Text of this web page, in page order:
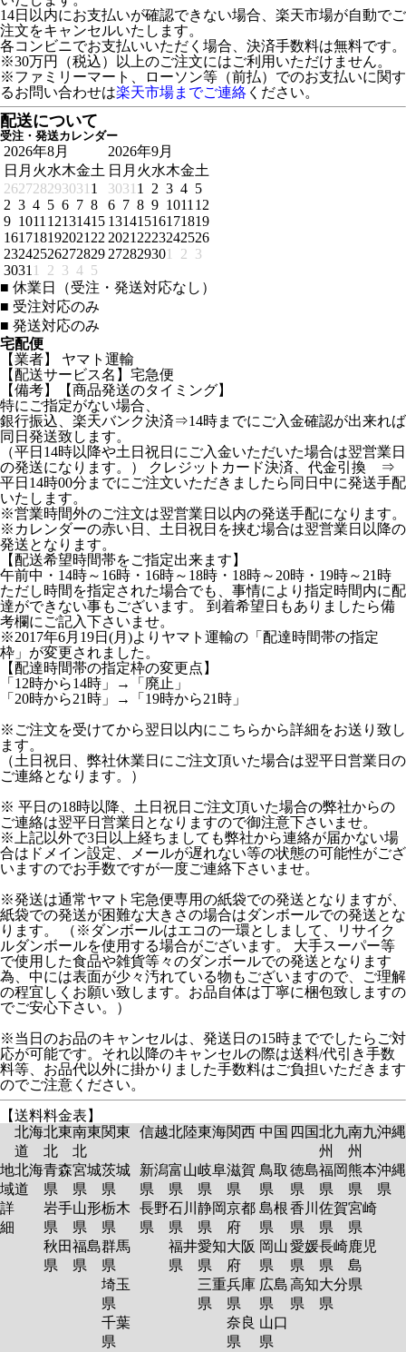
14日以内にお支払いが確認できない場合、楽天市場が自動でご
注文をキャンセルいたします。
各コンビニでお支払いいただく場合、決済手数料は無料です。
※30万円（税込）以上のご注文にはご利用いただけません。
※ファミリーマート、ローソン等（前払）でのお支払いに関す
るお問い合わせは楽天市場までご連絡 ください。
配送について
受注・発送カレンダー
2026年8月
日 月 火水木金土
2627282930311
2 3 4 5 6 7 8
9 101112131415
16171819202122
23242526272829
30311 2 3 4 5
2026年9月
日 月 火水木金土
30311 2 3 4 5
6 7 8 9 101112
13141516171819
20212223242526
272829301 2 3
■ 休業日（受注・発送対応なし）
■ 受注対応のみ
■ 発送対応のみ
宅配便
【業者】 ヤマト運輸
【配送サービス名】宅急便
【備考】【商品発送のタイミング】
特にご指定がない場合、
銀行振込、楽天バンク決済⇒14時までにご入金確認が出来れば
同日発送致します。
（平日14時以降や土日祝日にご入金いただいた場合は翌営業日
の発送になります。） クレジットカード決済、代金引換 ⇒
平日14時00分までにご注文いただきましたら同日中に発送手配
いたします。
※営業時間外のご注文は翌営業日以内の発送手配になります。
※カレンダーの赤い日、土日祝日を挟む場合は翌営業日以降の
発送となります。
【配送希望時間帯をご指定出来ます】
午前中・14時～16時・16時～18時・18時～20時・19時～21時
ただし時間を指定された場合でも、事情により指定時間内に配
達ができない事もございます。 到着希望日もありましたら備
考欄にご記入下さいませ。
※2017年6月19日(月)よりヤマト運輸の「配達時間帯の指定
枠」が変更されました。
【配達時間帯の指定枠の変更点】
「12時から14時」→「廃止」
「20時から21時」→「19時から21時」
※ご注文を受けてから翌日以内にこちらから詳細をお送り致し
ます。
（土日祝日、弊社休業日にご注文頂いた場合は翌平日営業日の
ご連絡となります。）
※ 平日の18時以降、土日祝日ご注文頂いた場合の弊社からの
ご連絡は翌平日営業日となりますので御注意下さいませ。
※上記以外で3日以上経ちましても弊社から連絡が届かない場
合はドメイン設定、メールが遅れない等の状態の可能性がござ
いますのでお手数ですが一度ご連絡下さいませ。
※発送は通常ヤマト宅急便専用の紙袋での発送となりますが、
紙袋での発送が困難な大きさの場合はダンボールでの発送とな
ります。 （※ダンボールはエコの一環としまして、リサイク
ルダンボールを使用する場合がございます。 大手スーパー等
で使用した食品や雑貨等々のダンボールでの発送となります
為、中には表面が少々汚れている物もございますので、ご理解
の程宜しくお願い致します。お品自体は丁寧に梱包致しますの
でご安心下さい。）
※当日のお品のキャンセルは、発送日の15時まででしたらご対
応が可能です。それ以降のキャンセルの際は送料/代引き手数
料等、お品代以外に掛かりました手数料はご負担いただきます
のでご注意ください。
【送料料金表】
北海
道
北東
北
南東
北
関東 信越北陸東海関西 中国 四国北九
州
南九
州
沖縄
地
域
詳
細
北海
道
青森
県
岩手
県
秋田
県
宮城
県
山形
県
福島
県
茨城
県
栃木
県
群馬
県
埼玉
県
千葉
県
新潟
県
長野
県
富山
県
石川
県
福井
県
岐阜
県
静岡
県
愛知
県
三重
県
滋賀
県
京都
府
大阪
府
兵庫
県
奈良
県
鳥取
県
島根
県
岡山
県
広島
県
山口
県
徳島
県
香川
県
愛媛
県
高知
県
福岡
県
佐賀
県
長崎
県
大分
県
熊本
県
宮崎
県
鹿児
島
県
沖縄
県